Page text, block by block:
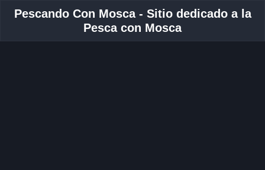
Pescando Con Mosca - Sitio dedicado a la
Pesca con Mosca